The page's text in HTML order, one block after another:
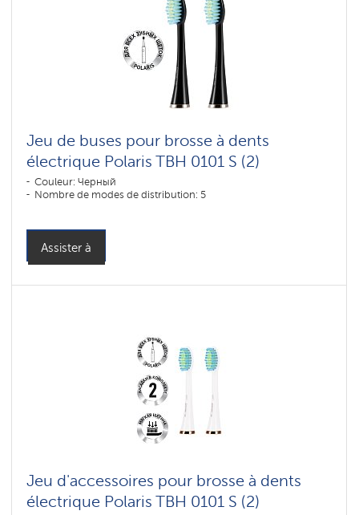
Jeu de buses pour brosse à dents
électrique Polaris TBH 0101 S (2)
Couleur: Черный
Nombre de modes de distribution: 5
Assister à
Jeu d'accessoires pour brosse à dents
électrique Polaris TBH 0101 S (2)